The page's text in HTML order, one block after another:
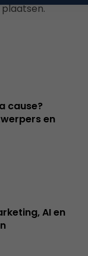
cause?
en
AI en